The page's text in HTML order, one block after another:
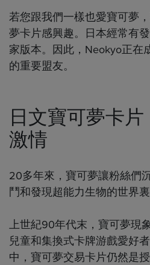
若您跟我們一樣也愛寶可夢
夢卡片感興趣。日本經常有
家版本。因此，Neokyo正在
的重要盟友。
日文寶可夢卡
激情
20多年來，寶可夢讓粉絲們
鬥和發現超能力生物的世界裏
上世紀90年代末，寶可夢現
兒童和集換式卡牌游戲愛好
中，寶可夢交易卡片仍然是